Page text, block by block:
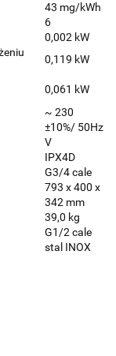
43 mg/kWh
6
0,002 kW
0,119 kW
0,061 kW
~ 230
±10%/ 50Hz
V
IPX4D
G3/4 cale
793 x 400 x
342 mm
39,0 kg
G1/2 cale
stal INOX